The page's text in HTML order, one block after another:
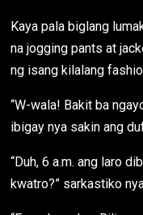
Kaya pala biglang
na jogging pants at
ng isang kilalang
“W-wala! Bakit ba
ibigay nya sakin ang
“Duh, 6 a.m. ang laro
kwatro?” sarkastiko